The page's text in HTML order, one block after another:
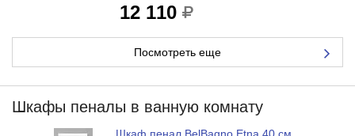
12 110
Посмотреть еще
Шкафы пеналы в ванную комнату